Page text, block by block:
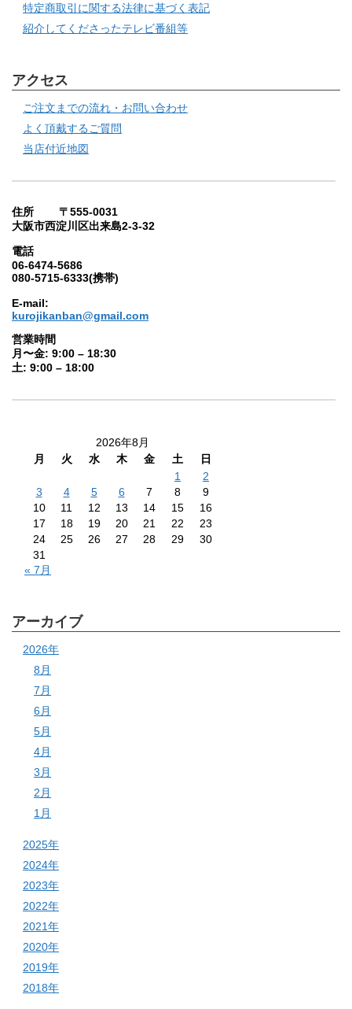
特定商取引に関する法律に基づく表記
紹介してくださったテレビ番組等
アクセス
ご注文までの流れ・お問い合わせ
よく頂戴するご質問
当店付近地図
住所 〒555-0031
大阪市西淀川区出来島2-3-32
電話
06-6474-5686
080-5715-6333(携帯)
E-mail:
kurojikanban@gmail.com
営業時間
月〜金: 9:00 – 18:30
土: 9:00 – 18:00
2026年8月
月
火 水 木 金 土
日
1
2
3
4 5 6 7 8
9
10
11 12 13 14 15
16
17
18 19 20 21 22
23
24
25 26 27 28 29
30
31
« 7月
アーカイブ
2026年
8月
7月
6月
5月
4月
3月
2月
1月
2025年
2024年
2023年
2022年
2021年
2020年
2019年
2018年